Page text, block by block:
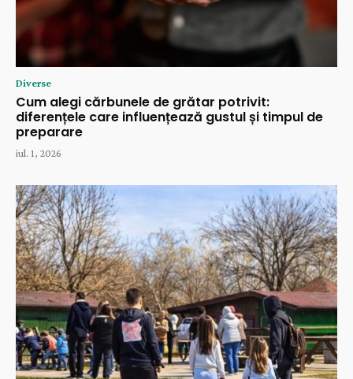
Diverse
Cum alegi cărbunele de grătar potrivit:
diferențele care influențează gustul și timpul de
preparare
iul. 1, 2026